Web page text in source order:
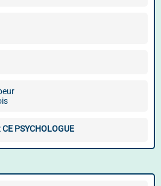
PSYCHOLOGUE